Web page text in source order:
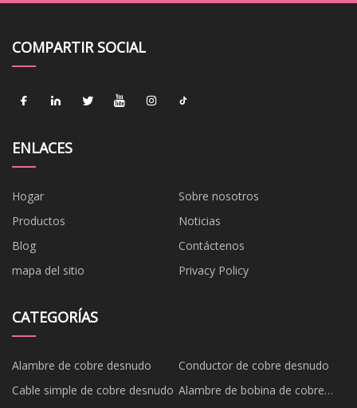
COMPARTIR SOCIAL
ENLACES
Hogar
Sobre nosotros
Productos
Noticias
Blog
Contáctenos
mapa del sitio
Privacy Policy
CATEGORÍAS
Alambre de cobre desnudo
Conductor de cobre desnudo
Cable simple de cobre desnudo Alambre de bobina de cobre